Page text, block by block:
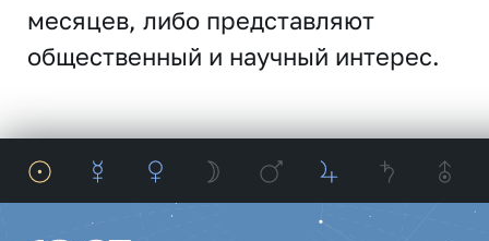
месяцев, либо представляют
общественный и научный интерес.